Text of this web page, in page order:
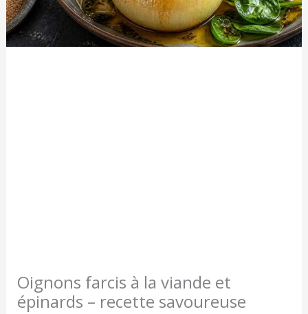
Oignons farcis à la viande et
épinards – recette savoureuse